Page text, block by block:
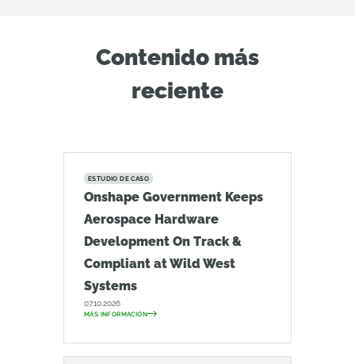
Contenido más
reciente
ESTUDIO DE CASO
Onshape Government Keeps
Aerospace Hardware
Development On Track &
Compliant at Wild West
Systems
07.10.2026
MÁS INFORMACIÓN